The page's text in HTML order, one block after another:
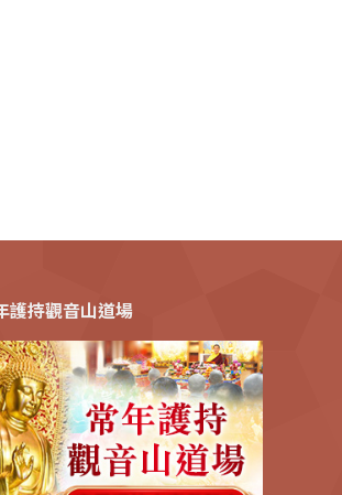
護持觀音山道場